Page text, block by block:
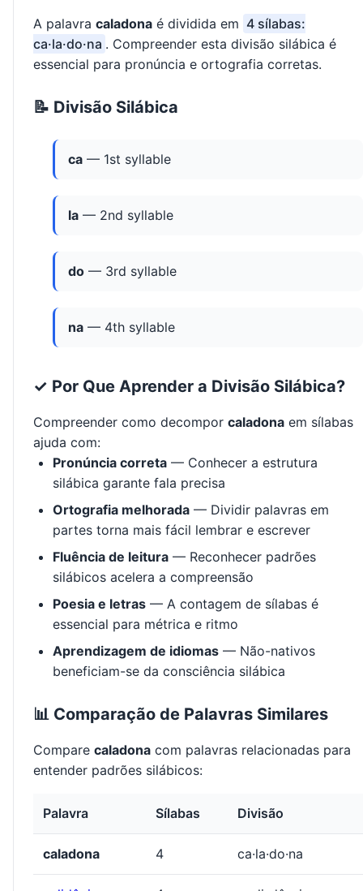
A palavra caladona é dividida em 4 sílabas:
ca·la·do·na . Compreender esta divisão silábica é
essencial para pronúncia e ortografia corretas.
📝 Divisão Silábica
ca — 1st syllable
la — 2nd syllable
do — 3rd syllable
na — 4th syllable
✓ Por Que Aprender a Divisão Silábica?
Compreender como decompor caladona em sílabas
ajuda com:
Pronúncia correta — Conhecer a estrutura
silábica garante fala precisa
Ortografia melhorada — Dividir palavras em
partes torna mais fácil lembrar e escrever
Fluência de leitura — Reconhecer padrões
silábicos acelera a compreensão
Poesia e letras — A contagem de sílabas é
essencial para métrica e ritmo
Aprendizagem de idiomas — Não-nativos
beneficiam-se da consciência silábica
📊 Comparação de Palavras Similares
Compare caladona com palavras relacionadas para
entender padrões silábicos:
Palavra Sílabas Divisão
caladona 4 ca·la·do·na